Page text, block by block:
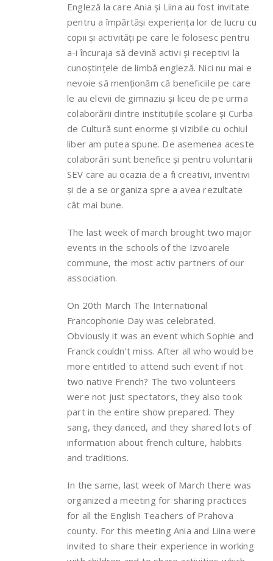
Engleză la care Ania și Liina au fost invitate
pentru a împărtăși experiența lor de lucru cu
copii și activități pe care le folosesc pentru
a-i încuraja să devină activi și receptivi la
cunoștințele de limbă engleză. Nici nu mai e
nevoie să menționăm că beneficiile pe care
le au elevii de gimnaziu și liceu de pe urma
colaborării dintre instituțiile școlare și Curba
de Cultură sunt enorme și vizibile cu ochiul
liber am putea spune. De asemenea aceste
colaborări sunt benefice și pentru voluntarii
SEV care au ocazia de a fi creativi, inventivi
și de a se organiza spre a avea rezultate
cât mai bune.
The last week of march brought two major
events in the schools of the Izvoarele
commune, the most activ partners of our
association.
On 20th March The International
Francophonie Day was celebrated.
Obviously it was an event which Sophie and
Franck couldn’t miss. After all who would be
more entitled to attend such event if not
two native French? The two volunteers
were not just spectators, they also took
part in the entire show prepared. They
sang, they danced, and they shared lots of
information about french culture, habbits
and traditions.
In the same, last week of March there was
organized a meeting for sharing practices
for all the English Teachers of Prahova
county. For this meeting Ania and Liina were
invited to share their experience in working